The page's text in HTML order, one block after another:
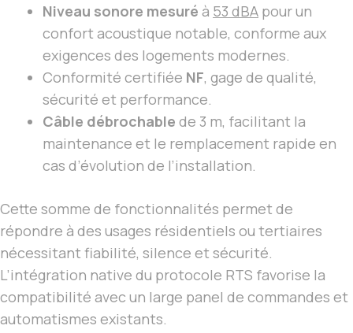
Niveau sonore mesuré à 53 dBA pour un
confort acoustique notable, conforme aux
exigences des logements modernes.
Conformité certifiée NF, gage de qualité,
sécurité et performance.
Câble débrochable de 3 m, facilitant la
maintenance et le remplacement rapide en
cas d’évolution de l’installation.
Cette somme de fonctionnalités permet de
répondre à des usages résidentiels ou tertiaires
nécessitant fiabilité, silence et sécurité.
L’intégration native du protocole RTS favorise la
compatibilité avec un large panel de commandes et
automatismes existants.